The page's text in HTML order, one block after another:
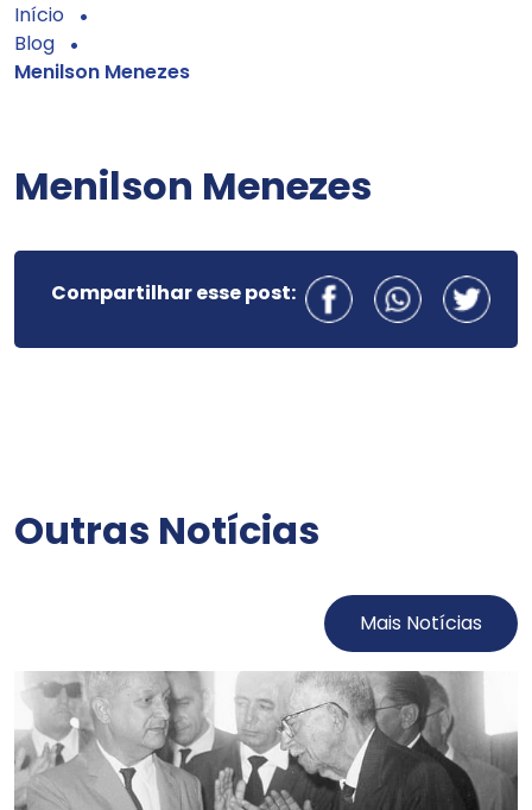
Início
Blog
Menilson Menezes
Menilson Menezes
Compartilhar esse post:
Outras Notícias
Mais Notícias